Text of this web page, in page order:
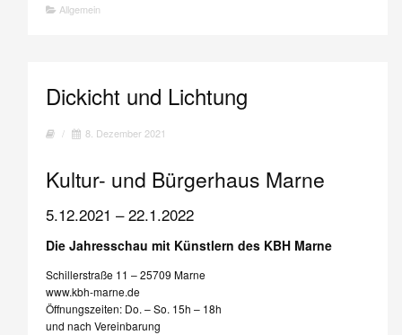
Allgemein
Dickicht und Lichtung
/ 8. Dezember 2021
Kultur- und Bürgerhaus Marne
5.12.2021 – 22.1.2022
Die Jahresschau mit Künstlern des KBH Marne
Schillerstraße 11 – 25709 Marne
www.kbh-marne.de
Öffnungszeiten: Do. – So. 15h – 18h
und nach Vereinbarung